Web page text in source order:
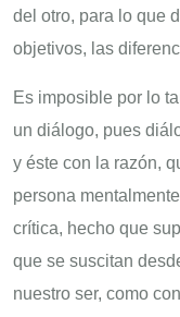
del otro, para lo que
objetivos, las
Es imposible por lo
un diálogo, pues
y éste con la razón,
persona
crítica, hecho que
que se suscitan
nuestro ser, como